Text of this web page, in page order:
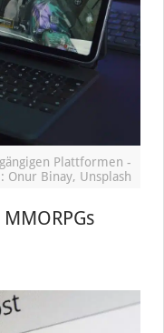
Plattformen -
Onur Binay, Unsplash